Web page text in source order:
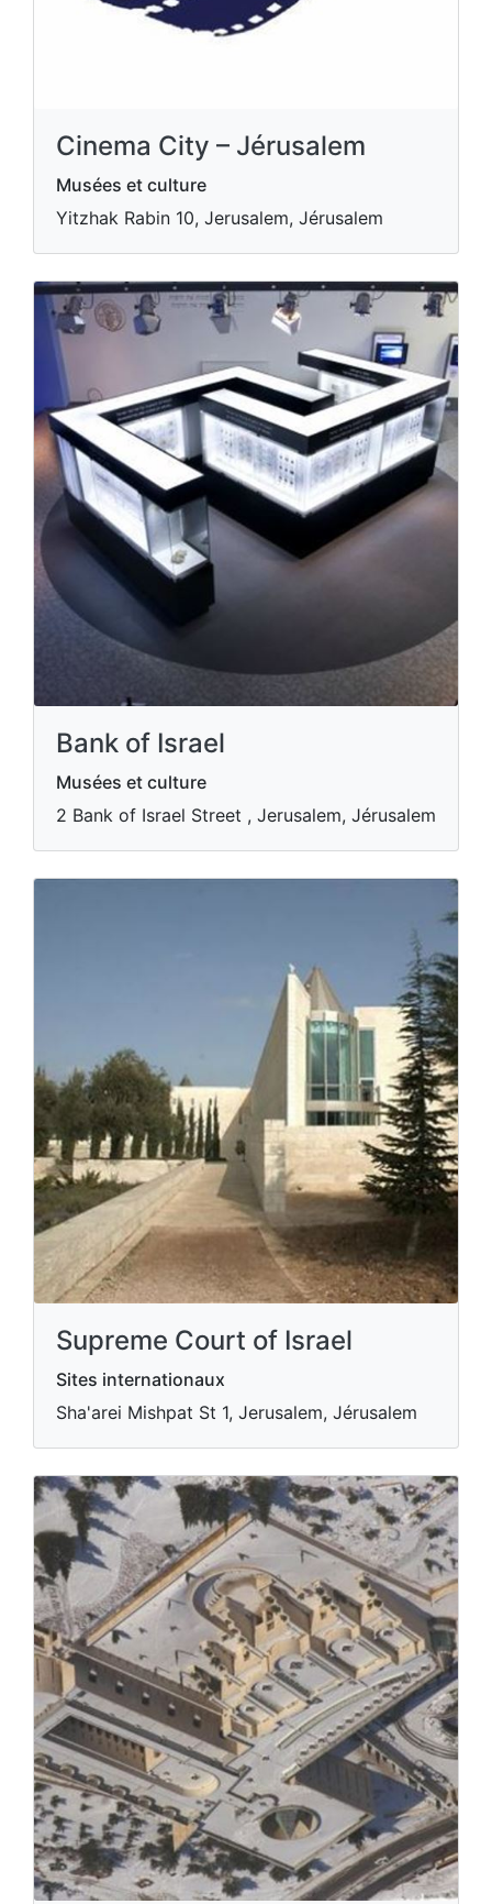
Cinema City – Jérusalem
Musées et culture
Yitzhak Rabin 10, Jerusalem, Jérusalem
Bank of Israel
Musées et culture
2 Bank of Israel Street , Jerusalem, Jérusalem
Supreme Court of Israel
Sites internationaux
Sha'arei Mishpat St 1, Jerusalem, Jérusalem